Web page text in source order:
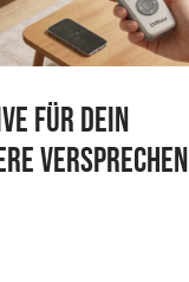
Für Dein
Versprechen